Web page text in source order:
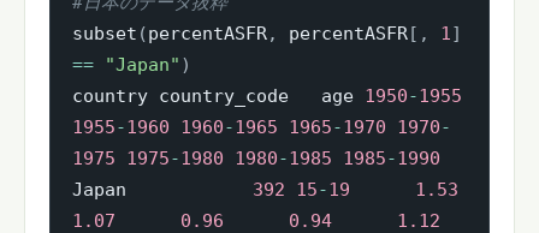
subset (percentASFR, percentASFR[ , 1]
==
"Japan" )
country country_code   age 1950-1955
1955-1960 1960-1965 1965-1970 1970-
1975
1975-1980 1980-1985 1985-1990
Japan 392 15-19
1.53
1.07
0.96 0.94
1.12